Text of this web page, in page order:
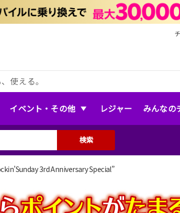
使える。
イベント・その他 レジャー みんなの
検索
3rd Anniversary Special”